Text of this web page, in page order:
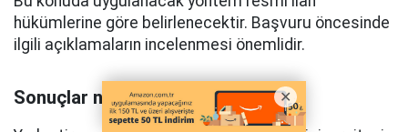
hükümlerine göre belirlenecektir. Başvuru öncesinde
ilgili açıklamaların incelenmesi önemlidir.
Sonuçlar nasıl öğrenilecek?